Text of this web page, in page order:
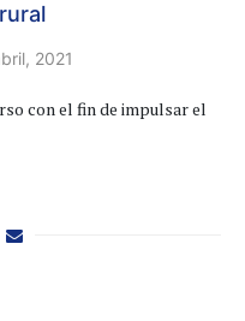
2021
con el fin de impulsar el